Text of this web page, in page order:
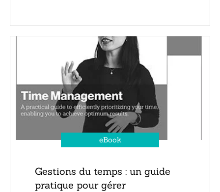
eBook
Gestions du temps : un guide
pratique pour gérer